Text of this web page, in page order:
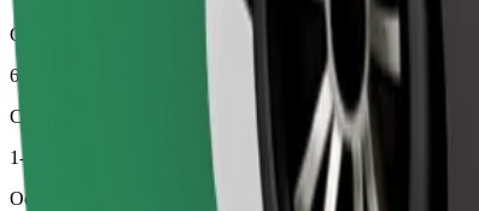
Odhadovaná vzdálenost
6,2 km
Cestující
1-4
Odhadovaná cena